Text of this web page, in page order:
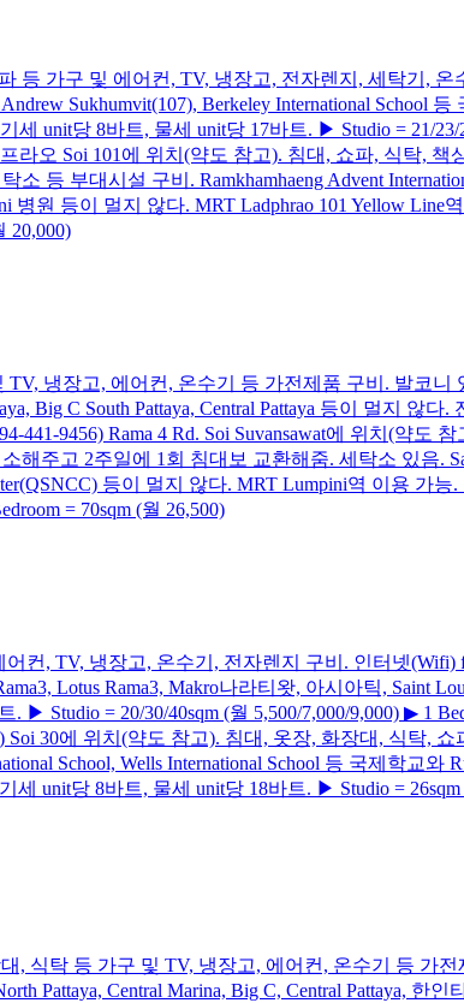
등 가구 및 에어컨, TV, 냉장고, 전자렌지, 세탁기,
Sukhumvit(107), Berkeley International School 등
세 unit당 8바트, 물세 unit당 17바트. ▶ Studio = 21/23/
프라오 Soi 101에 위치(약도 참고). 침대, 쇼파, 식탁,
등 부대시설 구비. Ramkhamhaeng Advent
병원 등이 멀지 않다. MRT Ladphrao 101 Yellow Line
20,000)
TV, 냉장고, 에어컨, 온수기 등 가전제품 구비. 발코니
Big C South Pattaya, Central Pattaya 등이 멀지 않다.
441-9456) Rama 4 Rd. Soi Suvansawat에 위치(약도
주고 2주일에 1회 침대보 교환해줌. 세탁소 있음.
등이 멀지 않다. MRT Lumpini역 이용 가
= 70sqm (월 26,500)
컨, TV, 냉장고, 온수기, 전자렌지 구비. 인터넷(Wifi)
Lotus Rama3, Makro나라티왓, 아시아틱, Saint
Studio = 20/30/40sqm (월 5,500/7,000/9,000) ▶ 1
Soi 30에 위치(약도 참고). 침대, 옷장, 화장대, 식탁,
School, Wells International School 등 국제학교와
세 unit당 8바트, 물세 unit당 18바트. ▶ Studio =
대, 식탁 등 가구 및 TV, 냉장고, 에어컨, 온수기 등 가
Pattaya, Central Marina, Big C, Central Pattaya, 한인